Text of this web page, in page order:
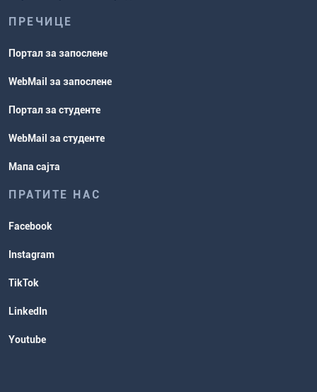
ПРЕЧИЦЕ
Портал за запослене
WebMail за запослене
Портал за студенте
WebMail за студенте
Мапа сајта
ПРАТИТЕ НАС
Facebook
Instagram
TikTok
LinkedIn
Youtube